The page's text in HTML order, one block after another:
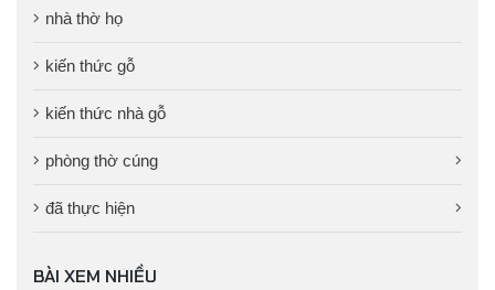
nhà thờ họ
kiến thức gỗ
kiến thức nhà gỗ
phòng thờ cúng
đã thực hiện
BÀI XEM NHIỀU